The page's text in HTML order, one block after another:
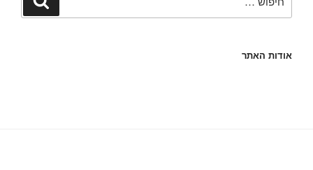
אודות האתר